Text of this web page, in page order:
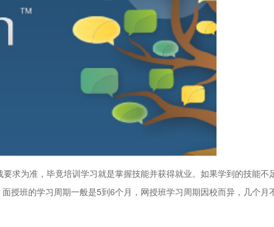
为准，毕竟培训学习就是掌握技能并获得就业。如果学到的技能不
授班的学习周期一般是5到6个月，网授班学习周期因校而异，几个月